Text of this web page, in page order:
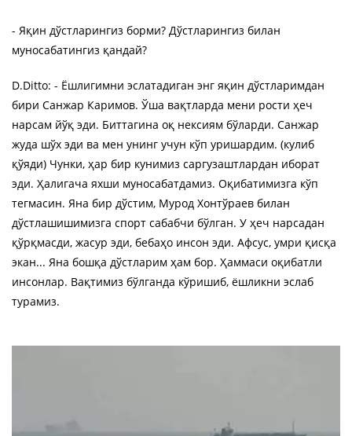
- Яқин дўстларингиз борми? Дўстларингиз билан
муносабатингиз қандай?
D.Ditto: - Ёшлигимни эслатадиган энг яқин дўстларимдан
бири Санжар Каримов. Ўша вақтларда мени рости ҳеч
нарсам йўқ эди. Биттагина оқ нексиям бўларди. Санжар
жуда шўх эди ва мен унинг учун кўп уришардим. (кулиб
қўяди) Чунки, ҳар бир кунимиз саргузаштлардан иборат
эди. Ҳалигача яхши муносабатдамиз. Оқибатимизга кўп
тегмасин. Яна бир дўстим, Мурод Хонтўраев билан
дўстлашишимизга спорт сабабчи бўлган. У ҳеч нарсадан
қўрқмасди, жасур эди, бебаҳо инсон эди. Афсус, умри қисқа
экан... Яна бошқа дўстларим ҳам бор. Ҳаммаси оқибатли
инсонлар. Вақтимиз бўлганда кўришиб, ёшликни эслаб
турамиз.